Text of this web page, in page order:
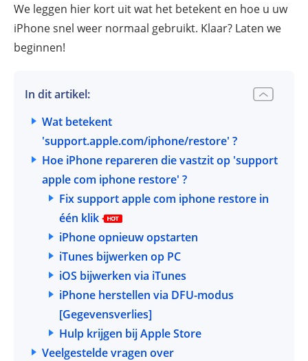
We leggen hier kort uit wat het betekent en hoe u uw
iPhone snel weer normaal gebruikt. Klaar? Laten we
beginnen!
In dit artikel:
Wat betekent
'support.apple.com/iphone/restore' ?
Hoe iPhone repareren die vastzit op 'support
apple com iphone restore' ?
Fix support apple com iphone restore in
één klik
iPhone opnieuw opstarten
iTunes bijwerken op PC
iOS bijwerken via iTunes
iPhone herstellen via DFU-modus
[Gegevensverlies]
Hulp krijgen bij Apple Store
Veelgestelde vragen over